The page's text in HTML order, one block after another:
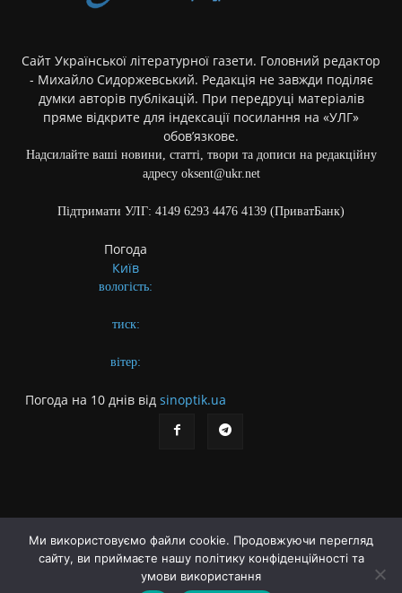
Сайт Української літературної газети. Головний редактор
- Михайло Сидоржевський. Редакція не завжди поділяє
думки авторів публікацій. При передруці матеріалів
пряме відкрите для індексації посилання на «УЛГ»
обов’язкове.
Надсилайте ваші новини, статті, твори та дописи на редакційну
адресу oksent@ukr.net
Підтримати УЛГ: 4149 6293 4476 4139 (ПриватБанк)
Погода
Київ
вологість:
тиск:
вітер:
Погода на 10 днів від sinoptik.ua
Про газету
Правила користування сайтом
Політика конфіденційності
Ми використовуємо файли cookie. Продовжуючи перегляд
сайту, ви приймаєте нашу політику конфіденційності та
умови використання